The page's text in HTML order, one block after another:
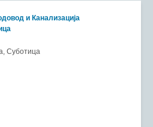
и Канализација
Суботица